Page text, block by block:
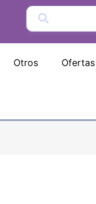
Otros Ofertas